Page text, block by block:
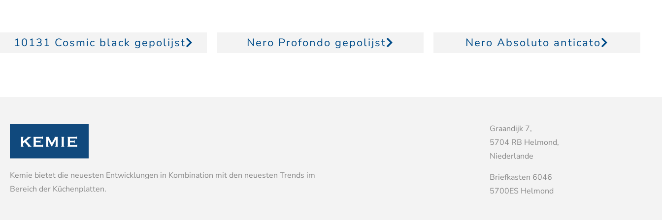
10131 Cosmic black gepolijst Nero Profondo gepolijst Nero Absoluto anticato
Kemie bietet die neuesten Entwicklungen in Kombination mit den neuesten Trends im
Bereich der Küchenplatten.
Graandijk 7,
5704 RB Helmond,
Niederlande
Briefkasten 6046
5700ES Helmond